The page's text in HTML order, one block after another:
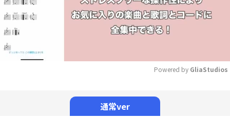
Powered by GliaStudios
通常ver